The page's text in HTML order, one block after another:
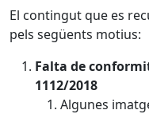
El contingut que es
pels següents motius:
Falta de
1112/2018
Algunes